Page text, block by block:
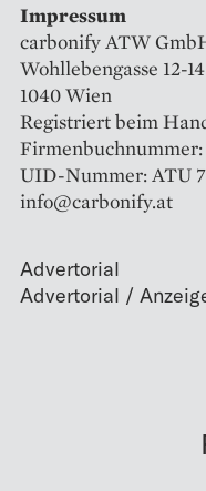
Impressum
carbonify ATW
Wohllebengasse 12-14
1040 Wien
Registriert beim
UID-Nummer: ATU
info@carbonify.at
Advertorial